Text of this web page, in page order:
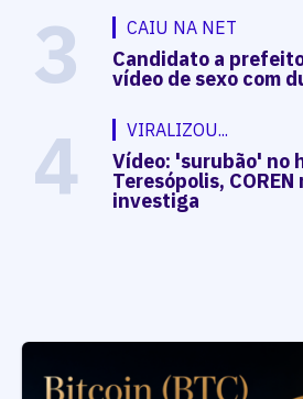
3 CAIU NA NET
Candidato a
vídeo de sexo com
4 VIRALIZOU...
Vídeo: 'surubão' no
Teresópolis,
investiga